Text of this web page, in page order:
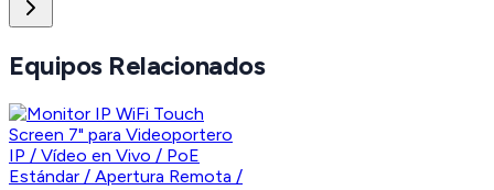
Equipos Relacionados